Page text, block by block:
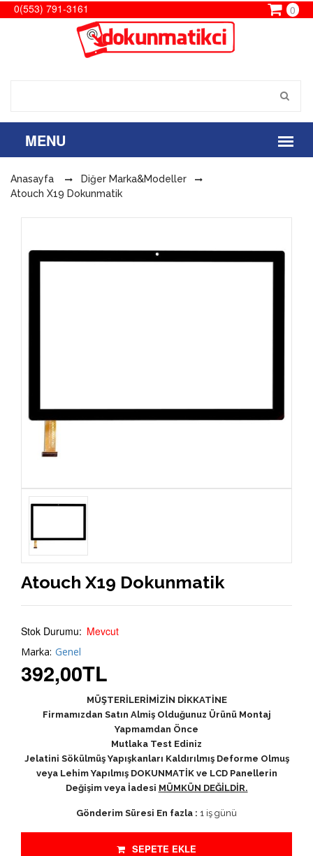
0(553) 791-3161 0
Anasayfa
Diğer Marka&Modeller
Atouch X19 Dokunmatik
Atouch X19 Dokunmatik
Stok Durumu: Mevcut
Marka: Genel
392,00TL
MÜŞTERİLERİMİZİN DİKKATİNE
Firmamızdan Satın Almiş Olduğunuz Ürünü Montaj
Yapmamdan Önce
Mutlaka Test Ediniz
Jelatini Sökülmüş Yapışkanları Kaldırılmış Deforme Olmuş
veya Lehim Yapılmış DOKUNMATİK ve LCD Panellerin
Değişim veya İadesi MÜMKÜN DEĞİLDİR.
Gönderim Süresi En fazla : 1 iş günü
SEPETE EKLE